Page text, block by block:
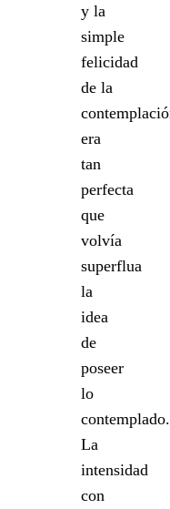
y la
simple
felicidad
de la
era
tan
perfecta
que
volvía
superflua
la
idea
de
poseer
lo
contemplado.
La
intensidad
con